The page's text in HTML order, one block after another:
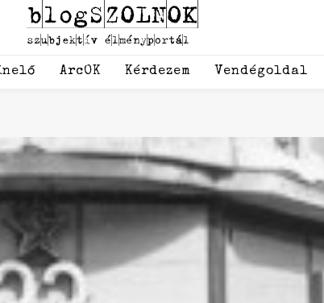
ArcOK Kérdezem Vendégoldal